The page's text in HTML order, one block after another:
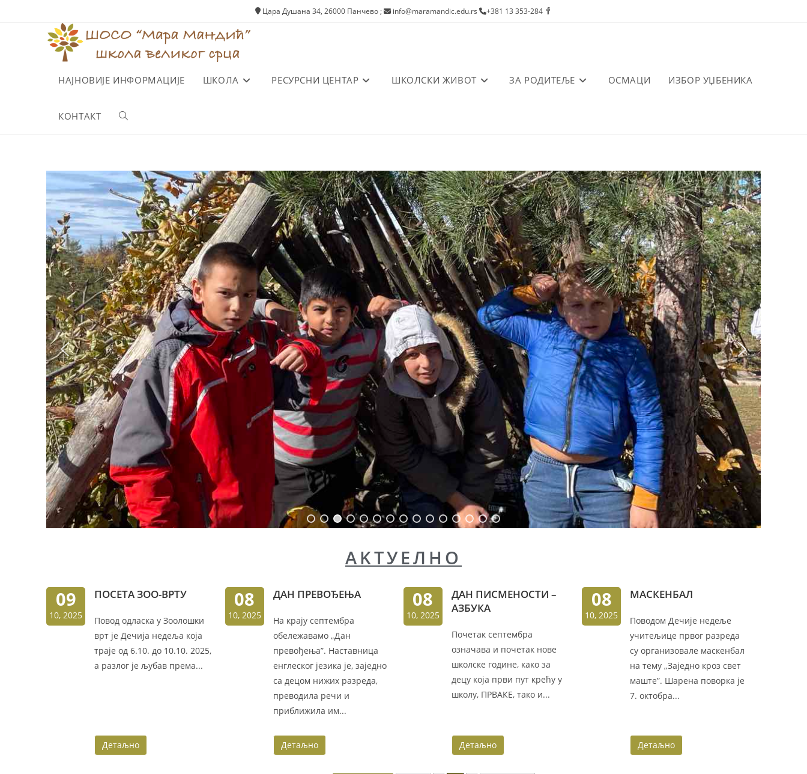
Цара Душана 34, 26000 Панчево ; info@maramandic.edu.rs +381 13 353-284
НАЈНОВИЈЕ ИНФОРМАЦИЈЕ ШКОЛА РЕСУРСНИ ЦЕНТАР ШКОЛСКИ ЖИВОТ ЗА РОДИТЕЉЕ ОСМАЦИ ИЗБОР УЏБЕНИКА
КОНТАКТ
AKTУEЛНО
09
10, 2025
ПОСЕТА ЗОО-ВРТУ
Повод одласка у Зоолошки
врт је Дечија недеља која
траје од 6.10. до 10.10. 2025,
а разлог је љубав према...
Детаљно
08
10, 2025
ДАН ПРЕВОЂЕЊА
На крају септембра
обележавамо „Дан
превођења”. Наставница
енглеског језика је, заједно
са децом нижих разреда,
преводила речи и
приближила им...
Детаљно
08
10, 2025
ДАН ПИСМЕНОСТИ –
АЗБУКА
Почетак септембра
означава и почетак нове
школске године, како за
децу која први пут крећу у
школу, ПРВАКЕ, тако и...
Детаљно
08
10, 2025
МАСКЕНБАЛ
Поводом Дечије недеље
учитељице првог разреда
су организовале маскенбал
на тему „Заједно кроз свет
маште”. Шарена поворка је
7. октобра...
Детаљно